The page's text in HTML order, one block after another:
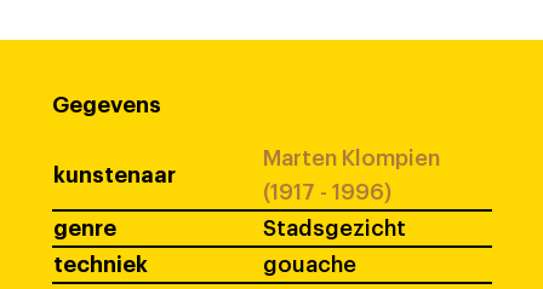
Gegevens
kunstenaar
Marten Klompien
(1917 - 1996)
genre
Stadsgezicht
techniek
gouache